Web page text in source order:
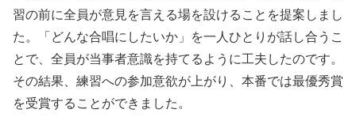
習の前に全員が意見を言える場を設けることを提案しまし
た。「どんな合唱にしたいか」を一人ひとりが話し合うこ
とで、全員が当事者意識を持てるように工夫したのです。
その結果、練習への参加意欲が上がり、本番では最優秀賞
を受賞することができました。